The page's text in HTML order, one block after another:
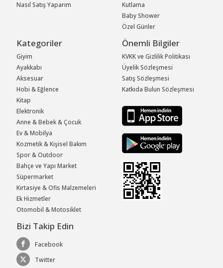
Nasıl Satış Yaparım
Kutlama
Baby Shower
Özel Günler
Kategoriler
Giyim
Ayakkabı
Aksesuar
Hobi & Eğlence
Kitap
Elektronik
Anne & Bebek & Çocuk
Ev & Mobilya
Kozmetik & Kişisel Bakım
Spor & Outdoor
Bahçe ve Yapı Market
Süpermarket
Kırtasiye & Ofis Malzemeleri
Ek Hizmetler
Otomobil & Motosiklet
Önemli Bilgiler
KVKK ve Gizlilik Politikası
Üyelik Sözleşmesi
Satış Sözleşmesi
Katkıda Bulun Sözleşmesi
Bizi Takip Edin
Facebook
Twitter